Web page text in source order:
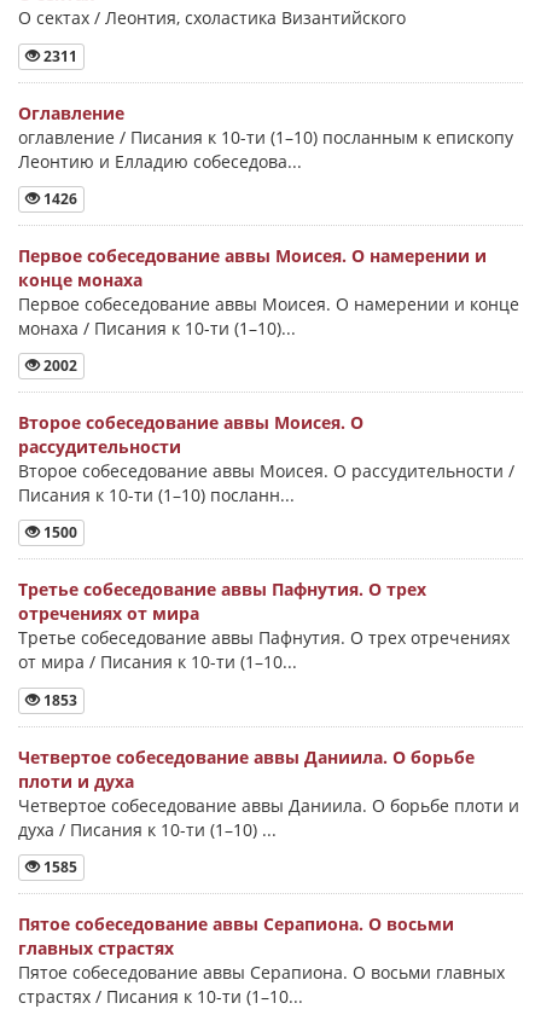
О сектах / Леонтия, схоластика Византийского
2311
Оглавление
оглавление / Писания к 10-ти (1–10) посланным к епископу
Леонтию и Елладию собеседова...
1426
Первое собеседование аввы Моисея. О намерении и
конце монаха
Первое собеседование аввы Моисея. О намерении и конце
монаха / Писания к 10-ти (1–10)...
2002
Второе собеседование аввы Моисея. О
рассудительности
Второе собеседование аввы Моисея. О рассудительности /
Писания к 10-ти (1–10) посланн...
1500
Третье собеседование аввы Пафнутия. О трех
отречениях от мира
Третье собеседование аввы Пафнутия. О трех отречениях
от мира / Писания к 10-ти (1–10...
1853
Четвертое собеседование аввы Даниила. О борьбе
плоти и духа
Четвертое собеседование аввы Даниила. О борьбе плоти и
духа / Писания к 10-ти (1–10) ...
1585
Пятое собеседование аввы Серапиона. О восьми
главных страстях
Пятое собеседование аввы Серапиона. О восьми главных
страстях / Писания к 10-ти (1–10...